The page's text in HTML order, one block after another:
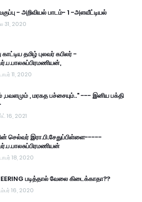
- அறிவியல் பாடம்- 1 -அளவீட்டியல்
31, 2020
தமிழ் புலவர் கபிலர் -
11, 2020
,பவளமும் , மரகத பச்சையும்.." --- இனிய பக்தி
16, 2021
செல்வர் இரா.பி.சேதுப்பிள்ளை-----
18, 2020
படித்தால் வேலை கிடைக்காதா??
16, 2020